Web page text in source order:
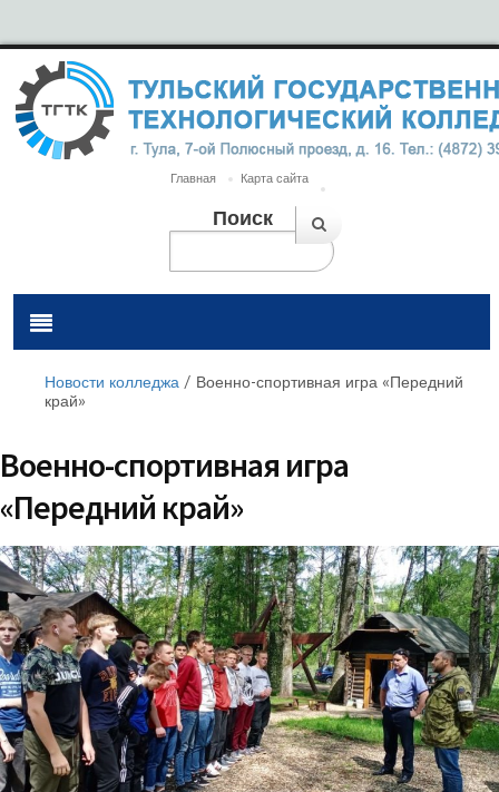
Главная Карта сайта
Поиск
Новости колледжа / Военно-спортивная игра «Передний
край»
Военно-спортивная игра
«Передний край»